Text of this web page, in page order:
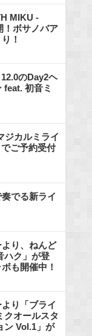
MIKU -
！ボサノバア
！
のDay2ヘ
feat. 初音ミ
ジカルミライ
ご予約受付
でる新ライ
り、ねんど
ハク」が登
も開催中！
り「ブライ
クオールスタ
ン Vol.1」が